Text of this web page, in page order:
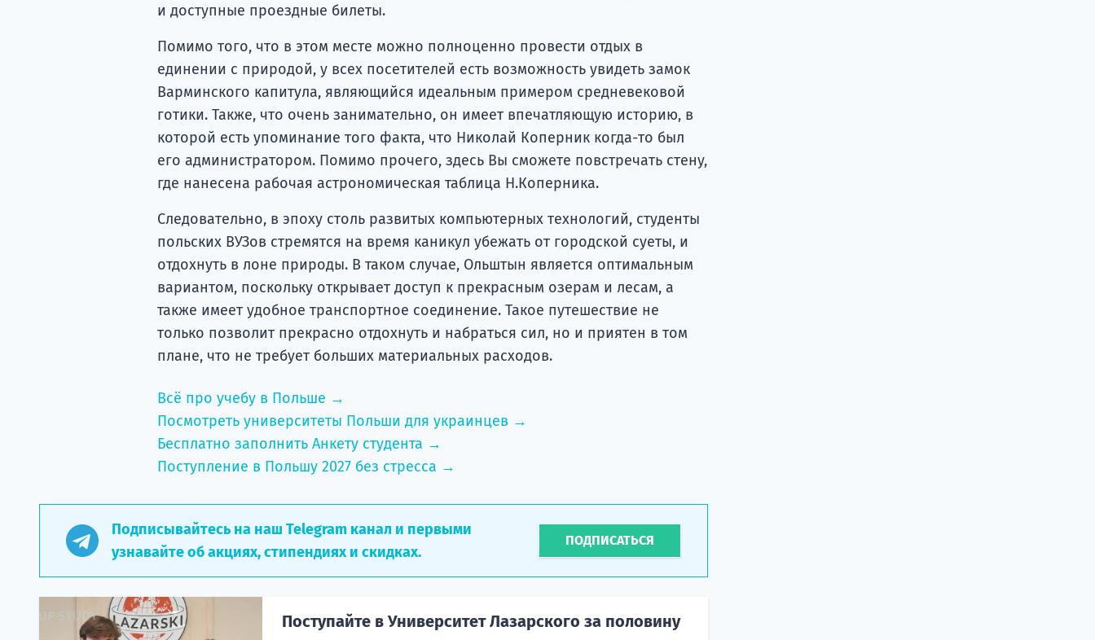
и доступные проездные билеты.
Помимо того, что в этом месте можно полноценно провести отдых в
единении с природой, у всех посетителей есть возможность увидеть замок
Варминского капитула, являющийся идеальным примером средневековой
готики. Также, что очень занимательно, он имеет впечатляющую историю, в
которой есть упоминание того факта, что Николай Коперник когда-то был
его администратором. Помимо прочего, здесь Вы сможете повстречать стену,
где нанесена рабочая астрономическая таблица Н.Коперника.
Следовательно, в эпоху столь развитых компьютерных технологий, студенты
польских ВУЗов стремятся на время каникул убежать от городской суеты, и
отдохнуть в лоне природы. В таком случае, Ольштын является оптимальным
вариантом, поскольку открывает доступ к прекрасным озерам и лесам, а
также имеет удобное транспортное соединение. Такое путешествие не
только позволит прекрасно отдохнуть и набраться сил, но и приятен в том
плане, что не требует больших материальных расходов.
Всё про учебу в Польше →
Посмотреть университеты Польши для украинцев →
Бесплатно заполнить Анкету студента →
Поступление в Польшу 2027 без стресса →
Подписывайтесь на наш Telegram канал и первыми
узнавайте об акциях, стипендиях и скидках.
ПОДПИСАТЬСЯ
Поступайте в Университет Лазарского за половину